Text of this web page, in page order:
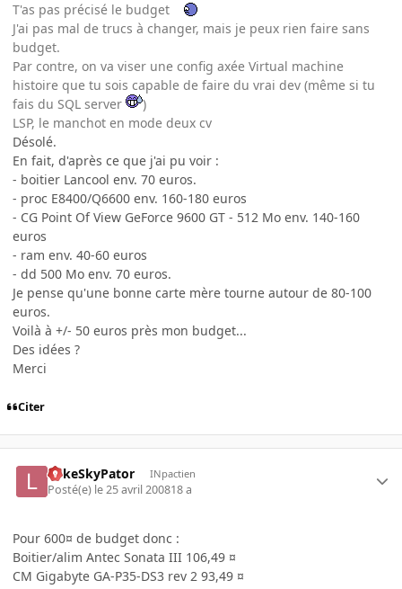
T'as pas précisé le budget
J'ai pas mal de trucs à changer, mais je peux rien faire sans
budget.
Par contre, on va viser une config axée Virtual machine
histoire que tu sois capable de faire du vrai dev (même si tu
fais du SQL server
)
LSP, le manchot en mode deux cv
Désolé.
En fait, d'après ce que j'ai pu voir :
- boitier Lancool env. 70 euros.
- proc E8400/Q6600 env. 160-180 euros
- CG Point Of View GeForce 9600 GT - 512 Mo env. 140-160
euros
- ram env. 40-60 euros
- dd 500 Mo env. 70 euros.
Je pense qu'une bonne carte mère tourne autour de 80-100
euros.
Voilà à +/- 50 euros près mon budget...
Des idées ?
Merci
Citer
LukeSkyPator INpactien
Posté(e) le 25 avril 200818 a
Pour 600¤ de budget donc :
Boitier/alim Antec Sonata III 106,49 ¤
CM Gigabyte GA-P35-DS3 rev 2 93,49 ¤